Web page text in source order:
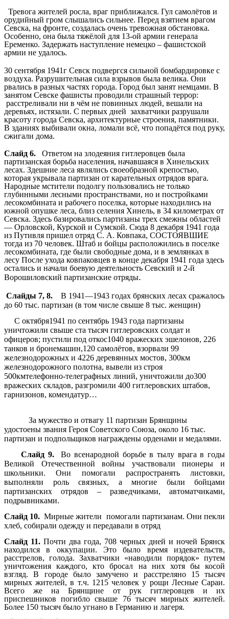
Тревога жителей росла, враг приближался. Гул самолётов и
орудийный гром слышались сильнее. Перед взятием врагом
Севска, на фронте, создалась очень тревожная обстановка.
Особенно, она была тяжёлой для 13-ой армии генерала
Еременко. Задержать наступление немецко – фашистской
армии не удалось.
30 сентября 1941г Севск подвергся сильной бомбардировке с
воздуха. Разрушительная сила взрывов была велика. Они
рвались в разных частях города. Город был занят немцами. В
занятом Севске фашисты проводили страшный террор:
расстреливали ни в чём не повинных людей, вешали на
деревьях, истязали. С первых дней захватчики разрушали
красоту города Севска, архитектурные строения, памятники.
В зданиях выбивали окна, ломали всё, что попадётся под руку,
сжигали дома.
Слайд 6.
Ответом на злодеяния гитлеровцев была
партизанская борьба населения, начавшаяся в Хинельских
лесах. Здешние леса являлись своеобразной крепостью,
которая укрывала партизан от карательных отрядов врага.
Народные мстители подолгу пользовались не только
глубинными лесными пространствами, но и постройками
лесокомбината и рабочего поселка, которые находились на
южной опушке леса, близ селения Хинель, в 34 километрах от
Севска. Здесь базировались партизаны трех смежны областей
— Орловской, Курской и Сумской. Сюда 8 декабря 1941 года
из Путивля пришел отряд С. А. Ковпака, СОСТОЯВШИЕ
тогда из 70 человек. Штаб и бойцы расположились в поселке
лесокомбината, где были свободные дома, и в землянках в
лесу После ухода ковпаковцев в конце декабря 1941 года здесь
остались и начали боевую деятельность Севский и 2-й
Ворошиловский партизанские отряды.
Слайды 7, 8. В 1941—1943 годах брянских лесах сражалось
до 60 тыс. партизан (в том числе свыше 8 тыс. женщин)
С октября1941 по сентябрь 1943 года партизаны
уничтожили свыше ста тысяч гитлеровских солдат и
офицеров; пустили под откос1040 вражеских эшелонов, 226
танков и бронемашин,120 самолётов, взорвали 99
железнодорожных и 4226 деревянных мостов, 300км
железнодорожного полотна, вывели из строя
500кмтелефонно-телеграфных линий, уничтожили до300
вражеских складов, разгромили 400 гитлеровских штабов,
гарнизонов, комендатур…
За мужество и отвагу 11 партизан Брянщины
удостоены звания Героя Советского Союза, около 16 тыс.
партизан и подпольщиков награждены орденами и медалями.
Слайд 9. Во всенародной борьбе в тылу врага в годы
Великой Отечественной войны участвовали пионеры и
школьники. Они помогали распространять листовки,
выполняли роль связных, а многие были бойцами
партизанских отрядов – разведчиками, автоматчиками,
подрывниками.
Слайд 10. Мирные жители помогали партизанам. Они пекли
хлеб, собирали одежду и передавали в отряд
Слайд 11. Почти два года, 708 черных дней и ночей Брянск
находился в оккупации. Это было время издевательств,
расстрелов, голода. Захватчики «наводили порядок» путем
уничтожения каждого, кто бросал на них хотя бы косой
взгляд. В городе было замучено и расстреляно 15 тысяч
мирных жителей, в т.ч. 1215 человек у рощи Лесные Сараи.
Всего же на Брянщине от рук гитлеровцев и их
приспешников погибло свыше 76 тысяч мирных жителей.
Более 150 тысяч было угнано в Германию и лагеря.